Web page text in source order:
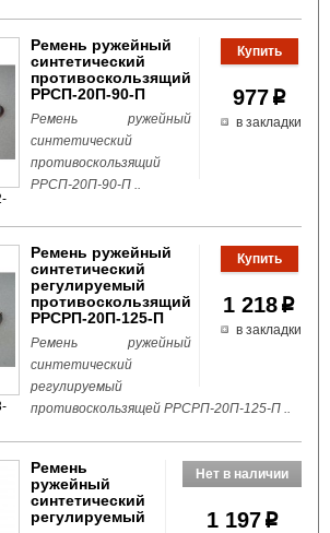
977p
в закладки
Ремень ружейный
синтетический
противоскользящий
РРСП-20П-90-П
Ремень ружейный
синтетический
противоскользящий
РРСП-20П-90-П ..
1 218 p
в закладки
Ремень ружейный
синтетический
регулируемый
противоскользящий
РРСРП-20П-125-П
Ремень ружейный
синтетический
регулируемый
противоскользящей РРСРП-20П-125-П ..
1 197p
Ремень
ружейный
синтетический
регулируемый